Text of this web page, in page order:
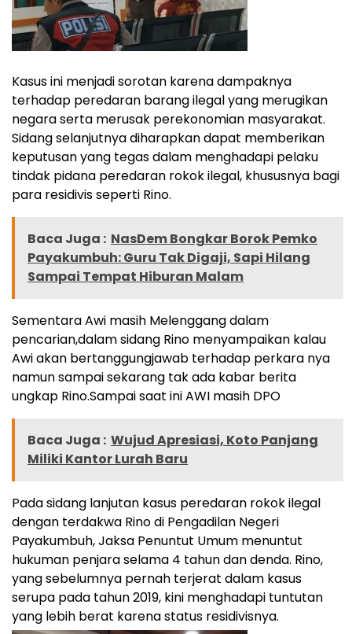
Kasus ini menjadi sorotan karena dampaknya
terhadap peredaran barang ilegal yang merugikan
negara serta merusak perekonomian masyarakat.
Sidang selanjutnya diharapkan dapat memberikan
keputusan yang tegas dalam menghadapi pelaku
tindak pidana peredaran rokok ilegal, khususnya bagi
para residivis seperti Rino.
Baca Juga : NasDem Bongkar Borok Pemko
Payakumbuh: Guru Tak Digaji, Sapi Hilang
Sampai Tempat Hiburan Malam
Sementara Awi masih Melenggang dalam
pencarian,dalam sidang Rino menyampaikan kalau
Awi akan bertanggungjawab terhadap perkara nya
namun sampai sekarang tak ada kabar berita
ungkap Rino.Sampai saat ini AWI masih DPO
Baca Juga : Wujud Apresiasi, Koto Panjang
Miliki Kantor Lurah Baru
Pada sidang lanjutan kasus peredaran rokok ilegal
dengan terdakwa Rino di Pengadilan Negeri
Payakumbuh, Jaksa Penuntut Umum menuntut
hukuman penjara selama 4 tahun dan denda. Rino,
yang sebelumnya pernah terjerat dalam kasus
serupa pada tahun 2019, kini menghadapi tuntutan
yang lebih berat karena status residivisnya.